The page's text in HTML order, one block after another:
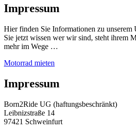
Impressum
Hier finden Sie Informationen zu unserem
Sie jetzt wissen wer wir sind, steht ihrem
mehr im Wege …
Motorrad mieten
Impressum
Born2Ride UG (haftungsbeschränkt)
Leibnizstraße 14
97421 Schweinfurt